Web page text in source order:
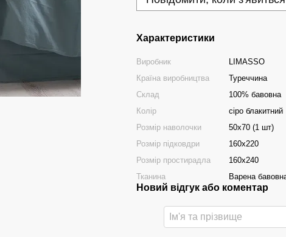
Характеристики
Виробник
LIMASSO
Країна виробництва
Туреччина
Склад
100% бавовна
Колір
сіро блакитний
Розмір наволочки
50х70 (1 шт)
Розмір підковдри
160х220
Розмір простирадла
160х240
Тканина
Варена
Новий відгук або коментар